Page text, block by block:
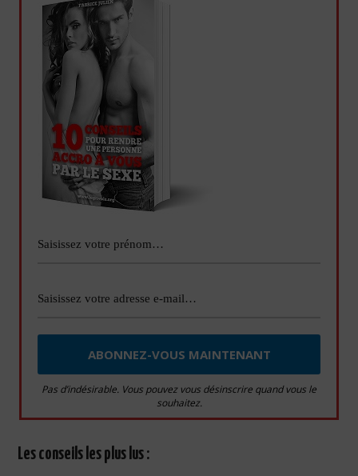
Pas d’indésirable. Vous pouvez vous désinscrire quand vous le
souhaitez.
Les conseils les plus lus :